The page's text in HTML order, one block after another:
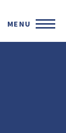
MENU